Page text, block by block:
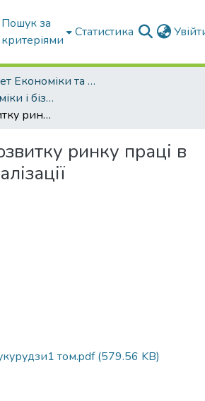
Пошук за
критеріями
Статистика
Факультет Економіки та бізнесу
Кафедра Економіки і бізнесу
Тенденції розвитку ринку праці в умовах глобалізації
ринку праці в
том.pdf(579.56 KB)